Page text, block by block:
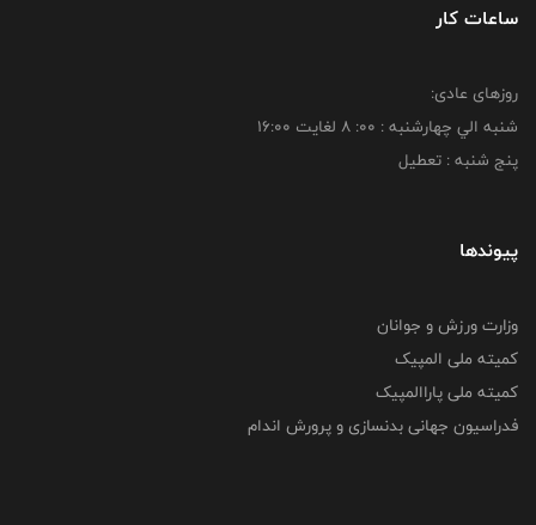
ساعات کار
روزهای عادی:
شنبه الي چهارشنبه : 00: 8 لغايت 16:00
پنج شنبه : تعطیل
پیوندها
وزارت ورزش و جوانان
کمیته ملی المپیک
کمیته ملی پاراالمپیک
فدراسیون جهانی بدنسازی و پرورش اندام